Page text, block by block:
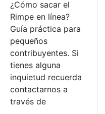
¿Cómo sacar el
Rimpe en línea?
Guía práctica para
pequeños
contribuyentes. Si
tienes alguna
inquietud recuerda
contactarnos a
través de